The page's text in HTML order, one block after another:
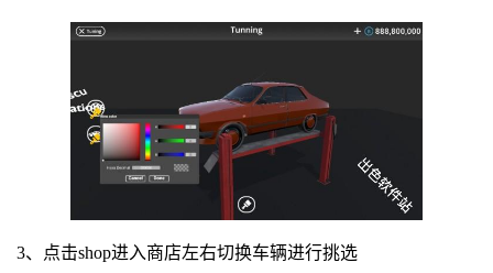
3、点击shop进入商店左右切换车辆进行挑选